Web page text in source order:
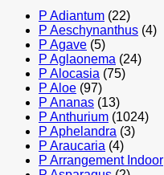
P Adiantum (22)
P Aeschynanthus (4)
P Agave (5)
P Aglaonema (24)
P Alocasia (75)
P Aloe (97)
P Ananas (13)
P Anthurium (1024)
P Aphelandra (3)
P Araucaria (4)
P Arrangement Indoor